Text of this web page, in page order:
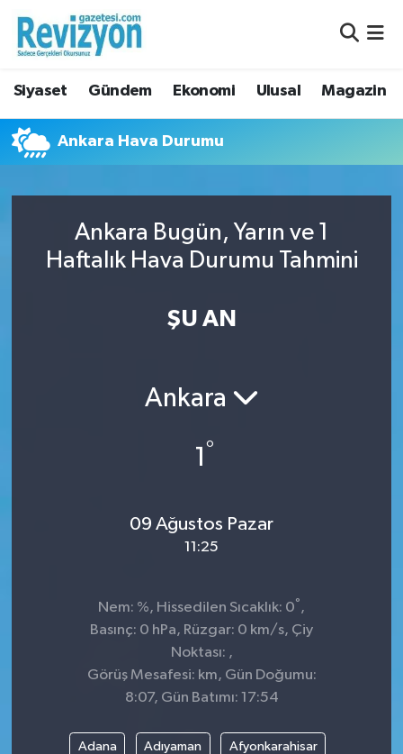
Siyaset Gündem Ekonomi Ulusal Magazin
Ankara Hava Durumu
Ankara Bugün, Yarın ve 1
Haftalık Hava Durumu Tahmini
ŞU AN
Ankara
1 °
09 Ağustos Pazar
11:25
Nem: %, Hissedilen Sıcaklık: 0° ,
Basınç: 0 hPa, Rüzgar: 0 km/s, Çiy
Noktası: ,
Görüş Mesafesi: km, Gün Doğumu:
8:07, Gün Batımı: 17:54
Adana Adıyaman Afyonkarahisar
Süper Lig Puan Durumu ve Fikstür